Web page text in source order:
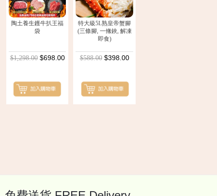
陶土養生鑊牛扒王福
袋
$1,298.00 $698.00
特大級5L熟皇帝蟹腳
(三條腳, 一絛鋏, 解凍
即食)
$588.00 $398.00